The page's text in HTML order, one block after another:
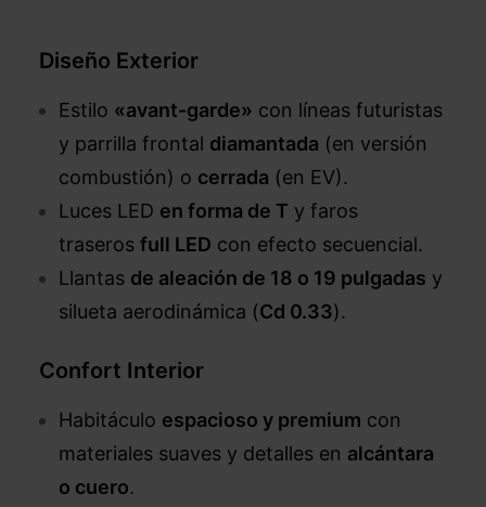
Diseño Exterior
Estilo «avant-garde» con líneas futuristas
y parrilla frontal diamantada (en versión
combustión) o cerrada (en EV).
Luces LED en forma de T y faros
traseros full LED con efecto secuencial.
Llantas de aleación de 18 o 19 pulgadas y
silueta aerodinámica (Cd 0.33).
Confort Interior
Habitáculo espacioso y premium con
materiales suaves y detalles en alcántara
o cuero.